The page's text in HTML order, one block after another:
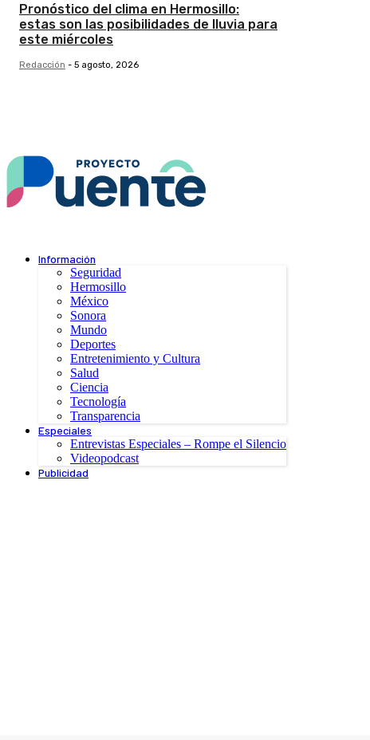
Pronóstico del clima en Hermosillo:
estas son las posibilidades de lluvia para
este miércoles
Redacción - 5 agosto, 2026
Información
Seguridad
Hermosillo
México
Sonora
Mundo
Deportes
Entretenimiento y Cultura
Salud
Ciencia
Tecnología
Transparencia
Especiales
Entrevistas Especiales – Rompe el Silencio
Videopodcast
Publicidad